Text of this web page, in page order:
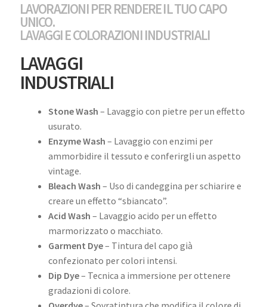
LAVORAZIONI PER RENDERE IL TUO CAPO
UNICO.
LAVAGGI E COLORAZIONI INDUSTRIALI
LAVAGGI
INDUSTRIALI
Stone Wash – Lavaggio con pietre per un effetto
usurato.
Enzyme Wash – Lavaggio con enzimi per
ammorbidire il tessuto e conferirgli un aspetto
vintage.
Bleach Wash – Uso di candeggina per schiarire e
creare un effetto “sbiancato”.
Acid Wash – Lavaggio acido per un effetto
marmorizzato o macchiato.
Garment Dye– Tintura del capo già
confezionato per colori intensi.
Dip Dye– Tecnica a immersione per ottenere
gradazioni di colore.